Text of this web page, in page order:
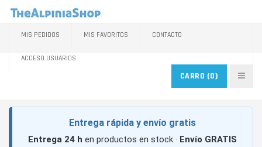
MIS PEDIDOS MIS FAVORITOS CONTACTO
ACCESO USUARIOS
CARRO (0)
Entrega rápida y envío gratis
Entrega 24 h en productos en stock · Envío GRATIS